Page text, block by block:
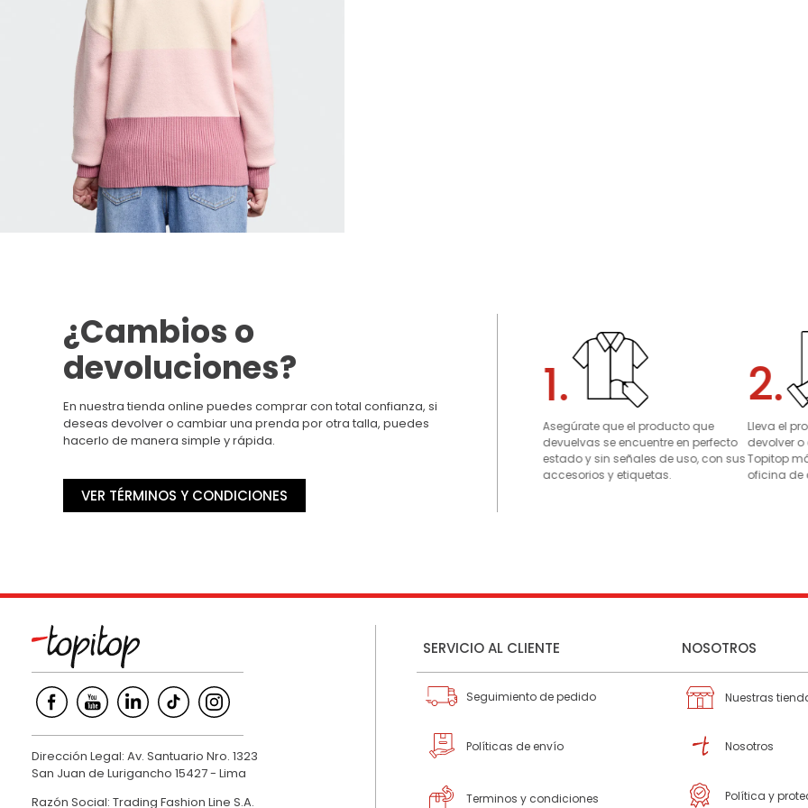
¿Cambios o
devoluciones?
En nuestra tienda online puedes comprar con total confianza, si
deseas devolver o cambiar una prenda por otra talla, puedes
hacerlo de manera simple y rápida.
VER TÉRMINOS Y CONDICIONES
1.
Asegúrate que el producto que
devuelvas se encuentre en perfecto
estado y sin señales de uso, con sus
accesorios y etiquetas.
2.
Lleva el
devolver
Topitop
oficina de
Dirección Legal: Av. Santuario Nro. 1323
San Juan de Lurigancho 15427 - Lima
Razón Social: Trading Fashion Line S.A.
SERVICIO AL CLIENTE
Seguimiento de pedido
Políticas de envío
Terminos y condiciones
NOSOTROS
Nuestras
Nosotros
Política y